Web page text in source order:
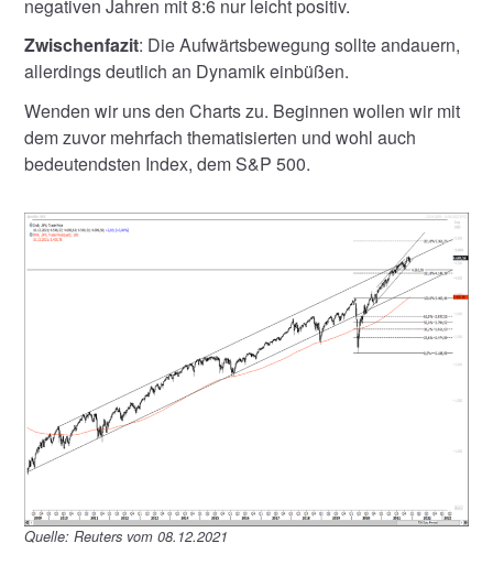
negativen Jahren mit 8:6 nur leicht positiv.
Zwischenfazit: Die Aufwärtsbewegung sollte andauern,
allerdings deutlich an Dynamik einbüßen.
Wenden wir uns den Charts zu. Beginnen wollen wir mit
dem zuvor mehrfach thematisierten und wohl auch
bedeutendsten Index, dem S&P 500.
Quelle: Reuters vom 08.12.2021